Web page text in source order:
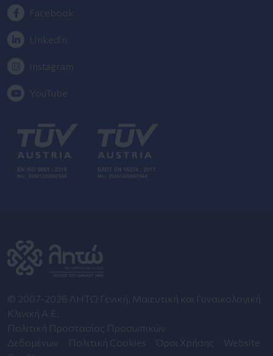
Facebook
Linkedin
Instagram
YouTube
© 2007-2026 ΛΗΤΩ Γενική, Μαιευτική και Γυναικολογική
Κλινική Α.Ε.
Πολιτική Προστασίας Προσωπικών
Δεδομένων
Πολιτική Cookies Όροι Χρήσης
Website